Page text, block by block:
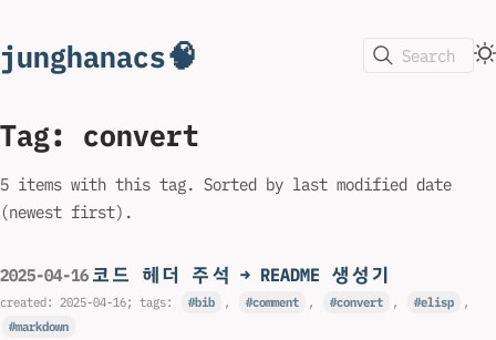
junghanacs🧠 Search
Tag: convert
5 items with this tag. Sorted by last modified date
(newest first).
2025-04-16 코드 헤더 주석 → README 생성기
created: 2025-04-16; tags: bib , comment , convert , elisp
,
markdown